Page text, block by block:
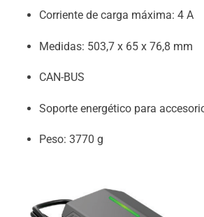
Corriente de carga máxima: 4 A
Medidas: 503,7 x 65 x 76,8 mm
CAN-BUS
Soporte energético para
Peso: 3770 g